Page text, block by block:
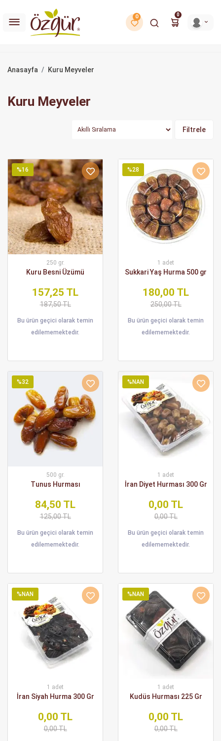
0 0
Anasayfa Kuru Meyveler
Kuru Meyveler
Filtrele
%16
250 gr.
Kuru Besni Üzümü
157,25 TL
187,50 TL
Bu ürün geçici olarak temin
edilememektedir.
%28
1 adet
Sukkari Yaş Hurma 500 gr
180,00 TL
250,00 TL
Bu ürün geçici olarak temin
edilememektedir.
%32
500 gr.
Tunus Hurması
84,50 TL
125,00 TL
Bu ürün geçici olarak temin
edilememektedir.
%NAN
1 adet
İran Diyet Hurması 300 Gr
0,00 TL
0,00 TL
Bu ürün geçici olarak temin
edilememektedir.
%NAN
1 adet
İran Siyah Hurma 300 Gr
0,00 TL
0,00 TL
%NAN
1 adet
Kudüs Hurması 225 Gr
0,00 TL
0,00 TL